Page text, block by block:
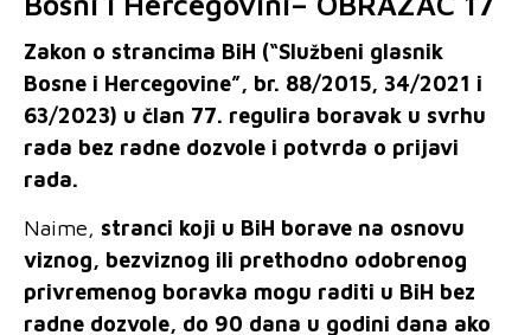
Zakon o strancima BiH (“Službeni glasnik
Bosne i Hercegovine”, br. 88/2015, 34/2021 i
63/2023) u član 77. regulira boravak u svrhu
rada bez radne dozvole i potvrda o prijavi
rada.
Naime, stranci koji u BiH borave na osnovu
viznog, bezviznog ili prethodno odobrenog
privremenog boravka mogu raditi u BiH bez
radne dozvole, do 90 dana u godini dana ako